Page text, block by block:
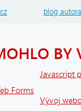
blog autora
BY
Javascript
Forms
Vývoj